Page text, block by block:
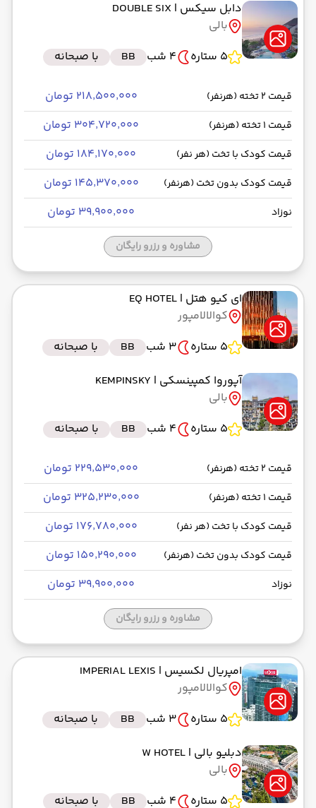
دابل سیکس | DOUBLE SIX
بالی
5 ستاره
4 شب BB با صبحانه
قیمت 2 تخته (هرنفر) ۲۱۸٬۵۰۰٬۰۰۰ تومان
قیمت 1 تخته (هرنفر) ۳۰۴٬۷۲۰٬۰۰۰ تومان
قیمت کودک با تخت (هر نفر) ۱۸۴٬۱۷۰٬۰۰۰ تومان
قیمت کودک بدون تخت (هرنفر) ۱۴۵٬۳۷۰٬۰۰۰ تومان
نوزاد ۳۹٬۹۰۰٬۰۰۰ تومان
مشاوره و رزرو رایگان
ای کیو هتل | EQ HOTEL
کوالالامپور
5 ستاره
3 شب BB
با صبحانه
آپوروا کمپینسکی | KEMPINSKY
بالی
5 ستاره
4 شب BB با صبحانه
قیمت 2 تخته (هرنفر) ۲۲۹٬۵۳۰٬۰۰۰ تومان
قیمت 1 تخته (هرنفر) ۳۲۵٬۲۳۰٬۰۰۰ تومان
قیمت کودک با تخت (هر نفر) ۱۷۶٬۷۸۰٬۰۰۰ تومان
قیمت کودک بدون تخت (هرنفر) ۱۵۰٬۲۹۰٬۰۰۰ تومان
نوزاد ۳۹٬۹۰۰٬۰۰۰ تومان
مشاوره و رزرو رایگان
امپریال لکسیس | IMPERIAL LEXIS
کوالالامپور
5 ستاره
3 شب BB
با صبحانه
دبلیو بالی | W HOTEL
بالی
5 ستاره
4 شب BB با صبحانه